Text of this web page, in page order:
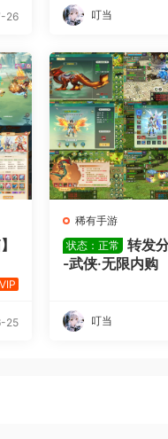
26 叮当
VIP
25
稀有手游
状态：正常
转发
-武侠·无限内购
叮当